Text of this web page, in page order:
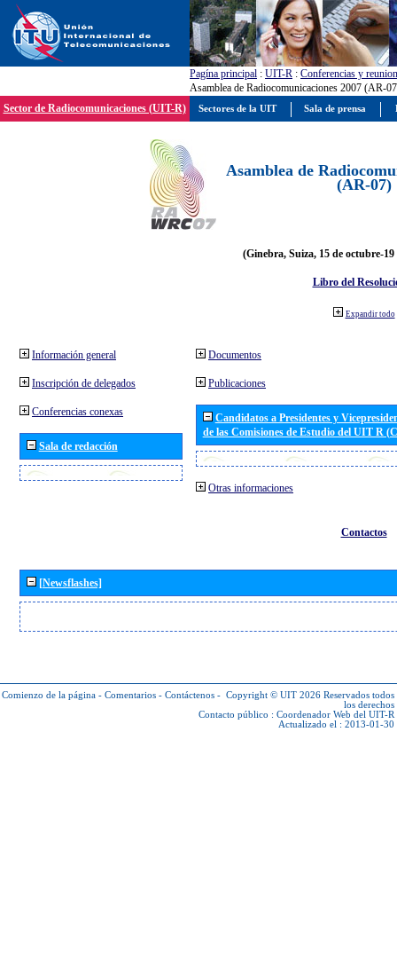
Pagína principal : UIT-R : Conferencias y
Asamblea de Radiocomunicaciones 2007 (AR-
Sector de Radiocomunicaciones (UIT-R)
Asamblea de
(AR-07)
(Ginebra, Suiza, 15 de octubre-19
Libro del
Expandir todo
Información general
Inscripción de delegados
Conferencias conexas
Sala de redacción
Documentos
Publicaciones
Candidatos a Presidentes y
de las Comisiones de Estudio del UIT R
Otras informaciones
Contactos
[Newsflashes]
Comienzo de la página - Comentarios - Contáctenos - Copyright © UIT 2026 Reservados todos
los derechos
Contacto público : Coordenador Web del UIT-R
Actualizado el : 2013-01-30
Sectores de la UIT Sala de prensa